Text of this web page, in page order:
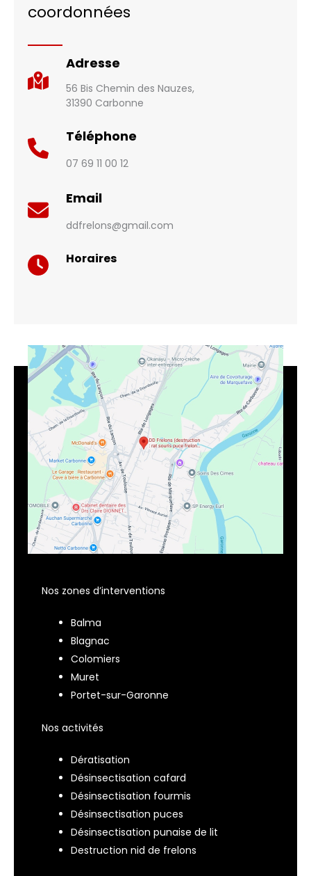
coordonnées
Adresse
56 Bis Chemin des Nauzes,
31390 Carbonne
Téléphone
07 69 11 00 12
Email
ddfrelons@gmail.com
Horaires
Nos zones d’interventions
Balma
Blagnac
Colomiers
Muret
Portet-sur-Garonne
Nos activités
Dératisation
Désinsectisation cafard
Désinsectisation fourmis
Désinsectisation puces
Désinsectisation punaise de lit
Destruction nid de frelons